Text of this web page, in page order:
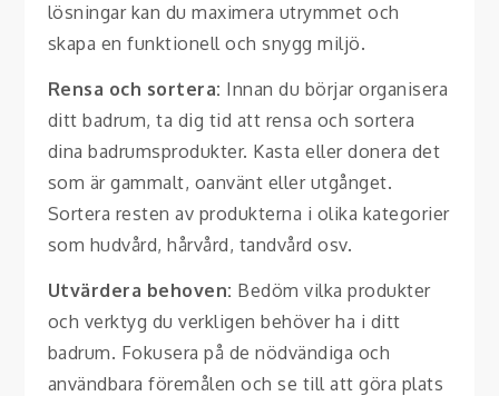
lösningar kan du maximera utrymmet och
skapa en funktionell och snygg miljö.
Rensa och sortera: Innan du börjar organisera
ditt badrum, ta dig tid att rensa och sortera
dina badrumsprodukter. Kasta eller donera det
som är gammalt, oanvänt eller utgånget.
Sortera resten av produkterna i olika kategorier
som hudvård, hårvård, tandvård osv.
Utvärdera behoven: Bedöm vilka produkter
och verktyg du verkligen behöver ha i ditt
badrum. Fokusera på de nödvändiga och
användbara föremålen och se till att göra plats